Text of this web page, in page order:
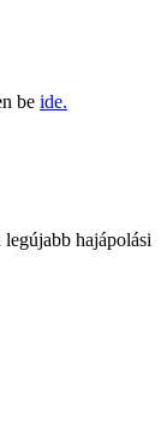
be ide.
hajápolási